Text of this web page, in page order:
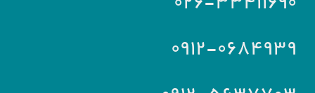
۰۹۱۲-۰۶۸۴۹۳۹